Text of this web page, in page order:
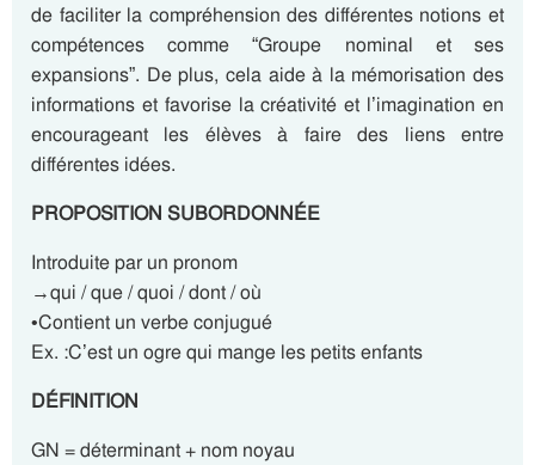
de faciliter la compréhension des différentes notions et
compétences comme “Groupe nominal et ses
expansions”. De plus, cela aide à la mémorisation des
informations et favorise la créativité et l’imagination en
encourageant les élèves à faire des liens entre
différentes idées.
PROPOSITION SUBORDONNÉE
Introduite par un pronom
→qui / que / quoi / dont / où
•Contient un verbe conjugué
Ex. :C’est un ogre qui mange les petits enfants
DÉFINITION
GN = déterminant + nom noyau